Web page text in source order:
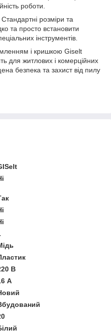
роботи.
Стандартні розміри та
та просто встановити
інструментів.
і кришкою Giselt
для житлових і комерційних
безпека та захист від пилу
В
А